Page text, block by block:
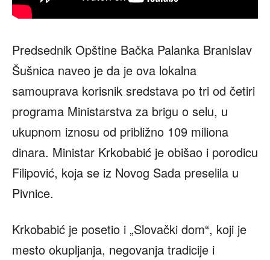
Predsednik Opštine Bačka Palanka Branislav
Šušnica naveo je da je ova lokalna
samouprava korisnik sredstava po tri od četiri
programa Ministarstva za brigu o selu, u
ukupnom iznosu od približno 109 miliona
dinara. Ministar Krkobabić je obišao i porodicu
Filipović, koja se iz Novog Sada preselila u
Pivnice.
Krkobabić je posetio i „Slovački dom“, koji je
mesto okupljanja, negovanja tradicije i